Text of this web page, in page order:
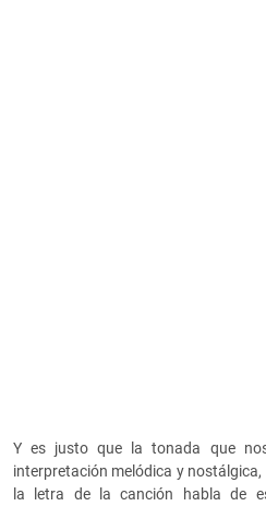
Y es justo que la tonada que
interpretación melódica y
la letra de la canción habla de